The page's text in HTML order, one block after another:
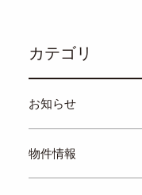
カテゴリ
お知らせ
物件情報